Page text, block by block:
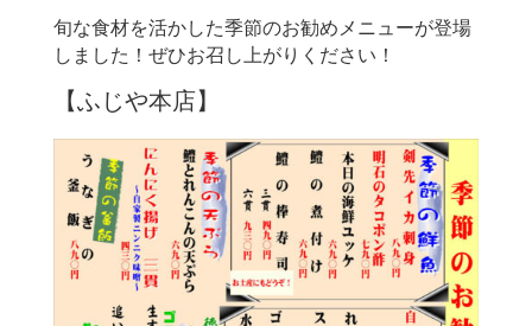
旬な食材を活かした季節のお勧めメニューが登場
しました！ぜひお召し上がりください！
【ふじや本店】